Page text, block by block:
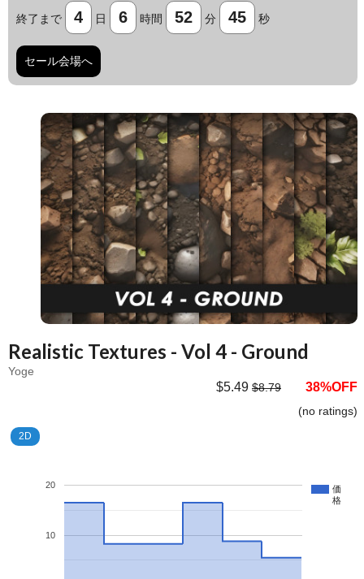
終了まで 4 日 6 時間 52 分 44 秒
セール会場へ
Realistic Textures - Vol 4 - Ground
Yoge
$5.49 $8.79 38%OFF
(no ratings)
2D
価
格
10
20